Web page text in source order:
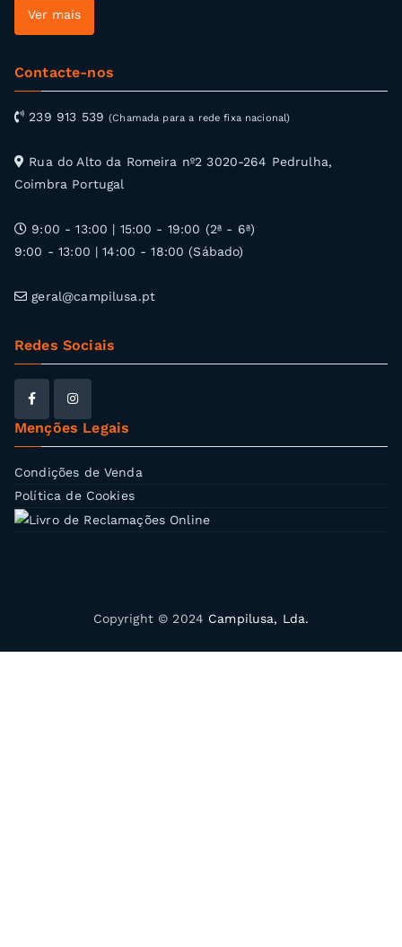
Ver mais
Contacte-nos
239 913 539(Chamada para a rede fixa nacional)
Rua do Alto da Romeira nº2 3020-264 Pedrulha,
Coimbra Portugal
9:00 - 13:00 | 15:00 - 19:00 (2ª - 6ª)
9:00 - 13:00 | 14:00 - 18:00 (Sábado)
geral@campilusa.pt
Redes Sociais
Menções Legais
Condições de Venda
Política de Cookies
Copyright © 2024 Campilusa, Lda.